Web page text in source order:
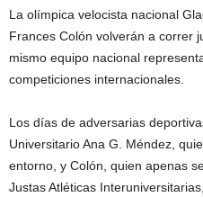
La olímpica velocista nacional
Frances Colón volverán a correr
mismo equipo nacional
competiciones internacionales.
Los días de adversarias
Universitario Ana G. Méndez,
entorno, y Colón, quien apenas
Justas Atléticas